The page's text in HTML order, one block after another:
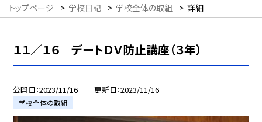
トップページ > 学校日記 > 学校全体の取組 > 詳細
１１／１６ デートＤＶ防止講座（３年）
公開日 2023/11/16 更新日 2023/11/16
学校全体の取組